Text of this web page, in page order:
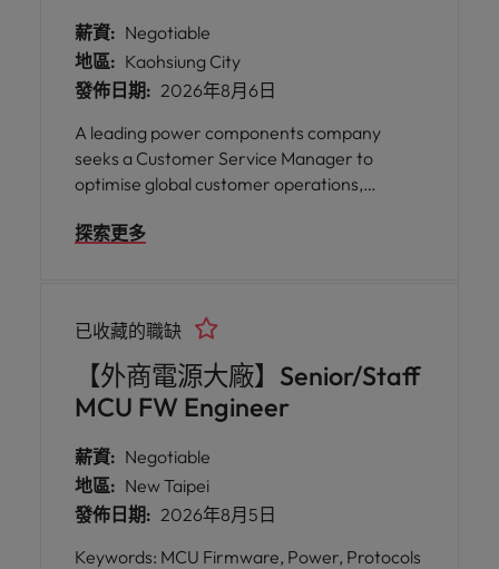
薪資: Negotiable
地區: Kaohsiung City
發佈日期: 2026年8月6日
A leading power components company
seeks a Customer Service Manager to
optimise global customer operations,
business growth across Taipei and
探索更多
【外商電源大廠】Senior/Staff
MCU FW Engineer
已收藏的職缺
薪資: Negotiable
地區: New Taipei
發佈日期: 2026年8月5日
Keywords: MCU Firmware, Power, Protocols